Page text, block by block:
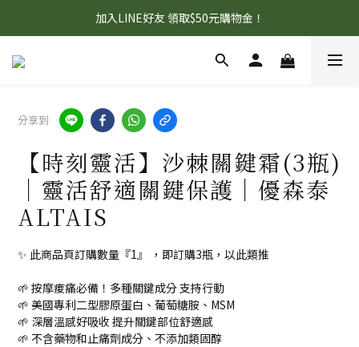
首購95折+免運，滿額贈『旅行壓縮收納袋』數量有限 送完為止！
加入LINE好友 領取$50元購物金！
首購95折+免運，滿額贈『旅行壓縮收納袋』數量有限 送完為止！
分享到
【時刻靈活】沙棘關鍵霜(3瓶)
｜靈活舒適關鍵保護｜優森泰
ALTAIS
✨ 此商品頁訂購數量『1』 ，即訂購3瓶，以此類推
🌱 按摩痠痛必備！多種關鍵成分 支持行動
🌱 美國專利二型膠原蛋白、葡萄糖胺、MSM
🌱 深層溫感好吸收 提升關鍵部位舒適感
🌱 不含藥物和止痛劑成分、不添加類固醇